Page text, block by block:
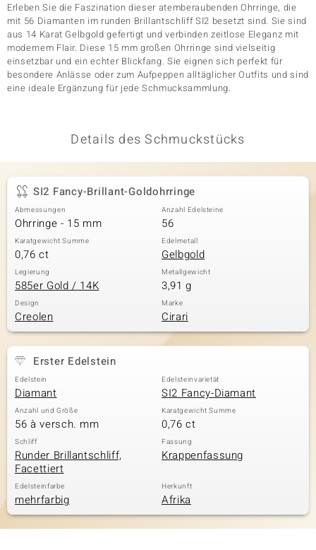
Erleben Sie die Faszination dieser atemberaubenden Ohrringe, die
mit 56 Diamanten im runden Brillantschliff SI2 besetzt sind. Sie sind
aus 14 Karat Gelbgold gefertigt und verbinden zeitlose Eleganz mit
modernem Flair. Diese 15 mm großen Ohrringe sind vielseitig
einsetzbar und ein echter Blickfang. Sie eignen sich perfekt für
besondere Anlässe oder zum Aufpeppen alltäglicher Outfits und sind
eine ideale Ergänzung für jede Schmucksammlung.
Details des Schmuckstücks
SI2 Fancy-Brillant-Goldohrringe
Abmessungen
Ohrringe - 15 mm
Anzahl Edelsteine
56
Karatgewicht Summe
0,76 ct
Edelmetall
Gelbgold
Legierung
585er Gold / 14K
Metallgewicht
3,91 g
Design
Creolen
Marke
Cirari
Erster Edelstein
Edelstein
Diamant
Edelsteinvarietät
SI2 Fancy-Diamant
Anzahl und Größe
56 à versch. mm
Karatgewicht Summe
0,76 ct
Schliff
Runder Brillantschliff,
Facettiert
Fassung
Krappenfassung
Edelsteinfarbe
mehrfarbig
Herkunft
Afrika